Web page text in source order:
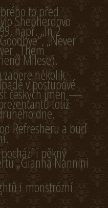
to před
Shepherdovo
např. „In 2
„Never
„Them
Milese).
zabere několik
v postupové
českých jmen —
totiž
dne.
Refresheru a buď
i pěkný
„Gianna Nannini
i monstrózní